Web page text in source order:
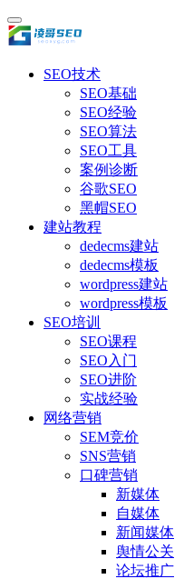
SEO技术
SEO基础
SEO经验
SEO算法
SEO工具
案例诊断
谷歌SEO
黑帽SEO
建站教程
dedecms建站
dedecms模板
wordpress建站
wordpress模板
SEO培训
SEO课程
SEO入门
SEO进阶
实战经验
网络营销
SEM竞价
SNS营销
口碑营销
新媒体
自媒体
新闻媒体
舆情公关
论坛推广